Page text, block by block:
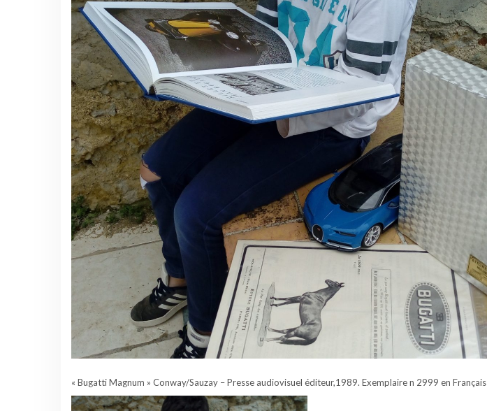
« Bugatti Magnum » Conway/Sauzay – Presse audiovisuel éditeur,1989. Exemplaire n 2999 en Français